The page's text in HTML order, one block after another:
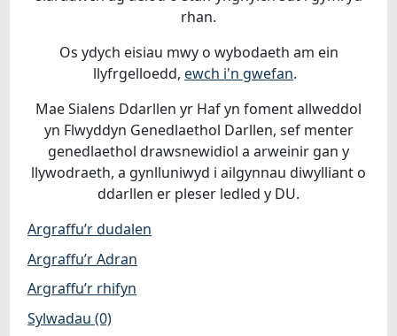
rhan.
Os ydych eisiau mwy o wybodaeth am ein
llyfrgelloedd, ewch i'n gwefan.
Mae Sialens Ddarllen yr Haf yn foment allweddol
yn Flwyddyn Genedlaethol Darllen, sef menter
genedlaethol drawsnewidiol a arweinir gan y
llywodraeth, a gynlluniwyd i ailgynnau diwylliant o
ddarllen er pleser ledled y DU.
Argraffu’r dudalen
Argraffu’r Adran
Argraffu’r rhifyn
Sylwadau (0)